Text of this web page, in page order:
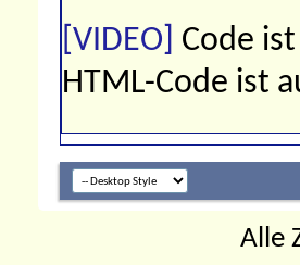
[VIDEO] Code ist
HTML-Code ist
Alle